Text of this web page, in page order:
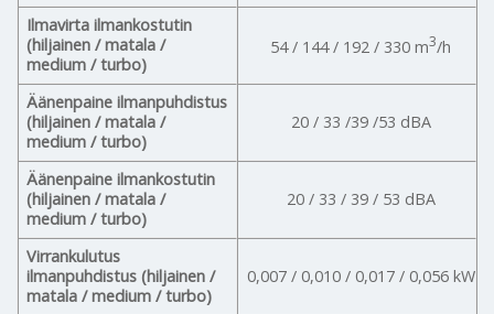
Ilmavirta ilmankostutin
(hiljainen / matala /
medium / turbo)
54 / 144 / 192 / 330 m3/h
Äänenpaine ilmanpuhdistus
(hiljainen / matala /
medium / turbo)
20 / 33 /39 /53 dBA
Äänenpaine ilmankostutin
(hiljainen / matala /
medium / turbo)
20 / 33 / 39 / 53 dBA
Virrankulutus
ilmanpuhdistus (hiljainen /
matala / medium / turbo)
0,007 / 0,010 / 0,017 / 0,056 kW